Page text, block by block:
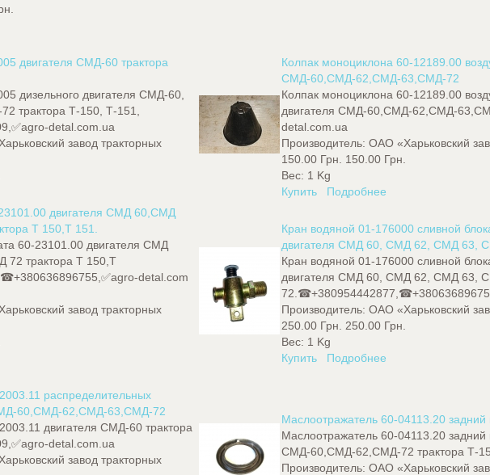
двигателя СМД-60 трактора
дизельного двигателя СМД-60,
трактора Т-150, Т-151,
detal.com.ua
завод тракторных
Колпак моноциклона 60-12189.00
СМД-60,СМД-62,СМД-63,СМД-72
Колпак моноциклона 60-12189.00
двигателя СМД-60,СМД-62,СМД-
detal.com.ua
Производитель:ОАО «Харьковский
150.00 Грн.
150.00 Грн.
Вес: 1 Kg
Купить
Подробнее
двигателя СМД 60,СМД
Т 150,Т 151.
60-23101.00 двигателя СМД
трактора Т 150,Т
detal.com
завод тракторных
Кран водяной 01-176000 сливной
двигателя СМД 60, СМД 62, СМД 63,
Кран водяной 01-176000 сливной
двигателя СМД 60, СМД 62, СМД 63,
Производитель:ОАО «Харьковский
250.00 Грн.
250.00 Грн.
Вес: 1 Kg
Купить
Подробнее
распределительных
60,СМД-62,СМД-63,СМД-72
двигателя СМД-60 трактора
detal.com.ua
завод тракторных
Маслоотражатель 60-04113.20
Маслоотражатель 60-04113.20 задний
СМД-60,СМД-62,СМД-72 трактора Т-
Производитель:ОАО «Харьковский